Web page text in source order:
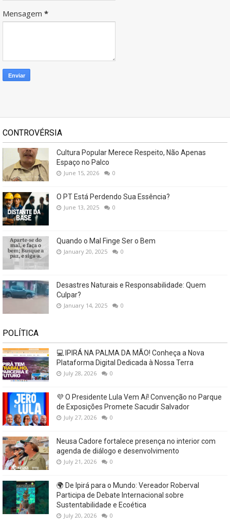
Mensagem *
CONTROVÉRSIA
Cultura Popular Merece Respeito, Não Apenas
Espaço no Palco
June 15, 2026 0
O PT Está Perdendo Sua Essência?
June 13, 2025 0
Quando o Mal Finge Ser o Bem
January 20, 2025 0
Desastres Naturais e Responsabilidade: Quem
Culpar?
January 14, 2025 0
POLÍTICA
💻 IPIRÁ NA PALMA DA MÃO! Conheça a Nova
Plataforma Digital Dedicada à Nossa Terra
July 28, 2026 0
💜 O Presidente Lula Vem Aí! Convenção no Parque
de Exposições Promete Sacudir Salvador
July 27, 2026 0
Neusa Cadore fortalece presença no interior com
agenda de diálogo e desenvolvimento
July 21, 2026 0
🌍 De Ipirá para o Mundo: Vereador Roberval
Participa de Debate Internacional sobre
Sustentabilidade e Ecoética
July 20, 2026 0